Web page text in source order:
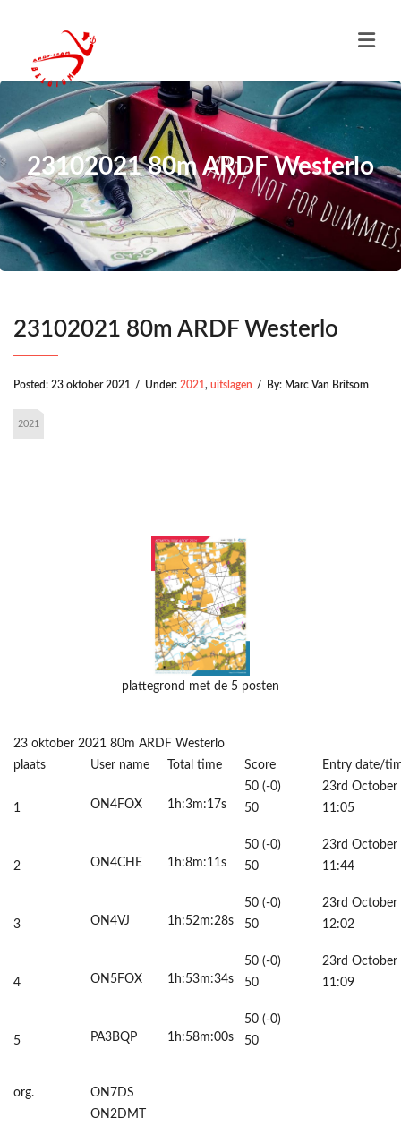
23102021 80m ARDF Westerlo
23102021 80m ARDF Westerlo
Posted: 23 oktober 2021 / Under: 2021 , uitslagen / By: Marc Van Britsom
2021
plattegrond met de 5 posten
23 oktober 2021 80m ARDF Westerlo
plaats
User name Total time Score Entry date/
ON4FOX 1h:3m:17s
50 (-0)
23rd October
1
50 11:05
ON4CHE 1h:8m:11s
50 (-0)
23rd October
2
50 11:44
ON4VJ 1h:52m:28s
50 (-0)
23rd October
3
50 12:02
ON5FOX 1h:53m:34s
50 (-0)
23rd October
4
50 11:09
PA3BQP 1h:58m:00s
50 (-0)
5
50
org.
ON7DS
ON2DMT